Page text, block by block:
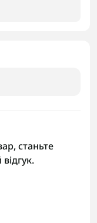
станьте